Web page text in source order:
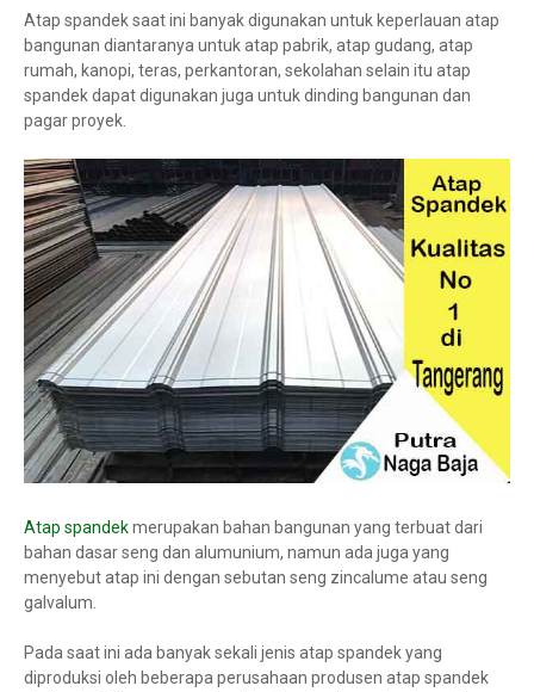
Atap spandek saat ini banyak digunakan untuk keperlauan atap
bangunan diantaranya untuk atap pabrik, atap gudang, atap
rumah, kanopi, teras, perkantoran, sekolahan selain itu atap
spandek dapat digunakan juga untuk dinding bangunan dan
pagar proyek.
Atap spandekmerupakan bahan bangunan yang terbuat dari
bahan dasar seng dan alumunium, namun ada juga yang
menyebut atap ini dengan sebutan seng zincalume atau seng
galvalum.
Pada saat ini ada banyak sekali jenis atap spandek yang
diproduksi oleh beberapa perusahaan produsen atap spandek